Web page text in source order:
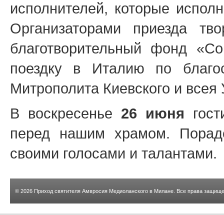
исполнителей, которые
Организаторами приезда
благотворительный фонд
поездку в Италию по
Митрополита Киевского и всея
В воскресенье 26 июня
перед нашим храмом.
своими голосами и талантами.
© 2026 Приход святителя Амвросия Медиоланского в Милане . Все права